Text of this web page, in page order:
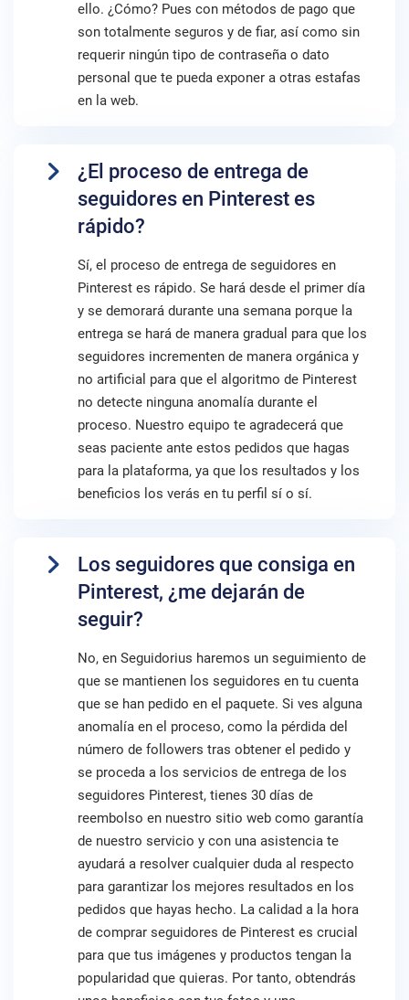
ello. ¿Cómo? Pues con métodos de pago que
son totalmente seguros y de fiar, así como sin
requerir ningún tipo de contraseña o dato
personal que te pueda exponer a otras estafas
en la web.
¿El proceso de entrega de
seguidores en Pinterest es
rápido?
Sí, el proceso de entrega de seguidores en
Pinterest es rápido. Se hará desde el primer día
y se demorará durante una semana porque la
entrega se hará de manera gradual para que los
seguidores incrementen de manera orgánica y
no artificial para que el algoritmo de Pinterest
no detecte ninguna anomalía durante el
proceso. Nuestro equipo te agradecerá que
seas paciente ante estos pedidos que hagas
para la plataforma, ya que los resultados y los
beneficios los verás en tu perfil sí o sí.
Los seguidores que consiga en
Pinterest, ¿me dejarán de
seguir?
No, en Seguidorius haremos un seguimiento de
que se mantienen los seguidores en tu cuenta
que se han pedido en el paquete. Si ves alguna
anomalía en el proceso, como la pérdida del
número de followers tras obtener el pedido y
se proceda a los servicios de entrega de los
seguidores Pinterest, tienes 30 días de
reembolso en nuestro sitio web como garantía
de nuestro servicio y con una asistencia te
ayudará a resolver cualquier duda al respecto
para garantizar los mejores resultados en los
pedidos que hayas hecho. La calidad a la hora
de comprar seguidores de Pinterest es crucial
para que tus imágenes y productos tengan la
popularidad que quieras. Por tanto, obtendrás